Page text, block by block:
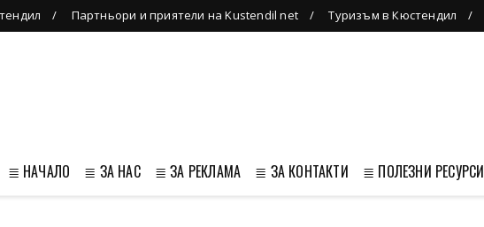
Партньори и приятели на Kustendil net Туризъм в Кюстендил
≣ НАЧАЛО ≣ ЗА НАС ≣ ЗА РЕКЛАМА ≣ ЗА КОНТАКТИ ≣ ПОЛЕЗНИ РЕСУРСИ